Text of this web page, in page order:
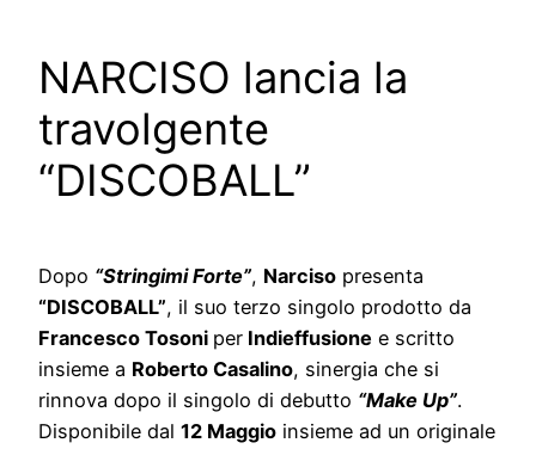
NARCISO lancia la
travolgente
“DISCOBALL”
Dopo “Stringimi Forte”, Narciso presenta
“DISCOBALL”, il suo terzo singolo prodotto da
Francesco Tosoni per Indieffusione e scritto
insieme a Roberto Casalino, sinergia che si
rinnova dopo il singolo di debutto “Make Up”.
Disponibile dal 12 Maggio insieme ad un originale